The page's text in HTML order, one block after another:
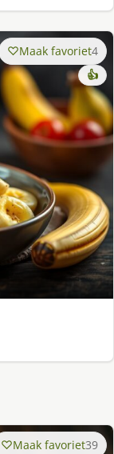
Maak favoriet4
👍
Maak favoriet39